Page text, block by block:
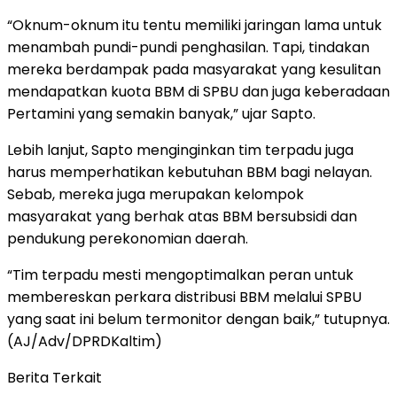
“Oknum-oknum itu tentu memiliki jaringan lama untuk
menambah pundi-pundi penghasilan. Tapi, tindakan
mereka berdampak pada masyarakat yang kesulitan
mendapatkan kuota BBM di SPBU dan juga keberadaan
Pertamini yang semakin banyak,” ujar Sapto.
Lebih lanjut, Sapto menginginkan tim terpadu juga
harus memperhatikan kebutuhan BBM bagi nelayan.
Sebab, mereka juga merupakan kelompok
masyarakat yang berhak atas BBM bersubsidi dan
pendukung perekonomian daerah.
“Tim terpadu mesti mengoptimalkan peran untuk
membereskan perkara distribusi BBM melalui SPBU
yang saat ini belum termonitor dengan baik,” tutupnya.
(AJ/Adv/DPRDKaltim)
Berita Terkait